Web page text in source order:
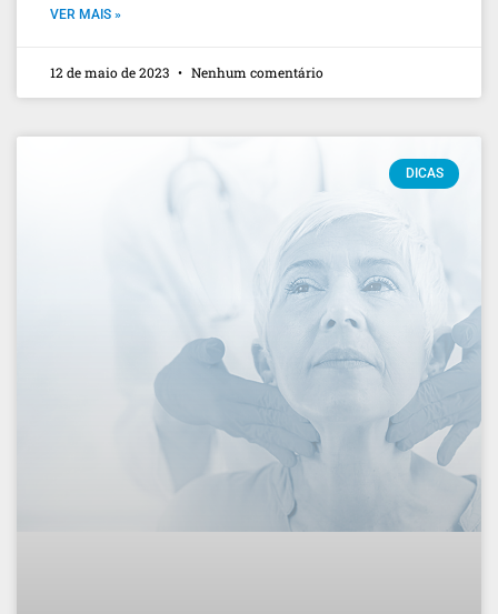
VER MAIS »
12 de maio de 2023 Nenhum comentário
DICAS